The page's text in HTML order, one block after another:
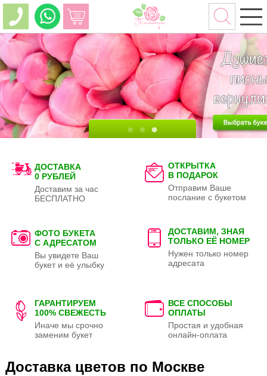
ДОСТАВКА
0 РУБЛЕЙ
Доставим за час
БЕСПЛАТНО
ОТКРЫТКА
В ПОДАРОК
Отправим Ваше
послание с букетом
ФОТО БУКЕТА
С АДРЕСАТОМ
Вы увидете Ваш
букет и её улыбку
ДОСТАВИМ, ЗНАЯ
ТОЛЬКО ЕЁ НОМЕР
Нужен только номер
адресата
ГАРАНТИРУЕМ
100% СВЕЖЕСТЬ
Иначе мы срочно
заменим букет
ВСЕ СПОСОБЫ
ОПЛАТЫ
Простая и удобная
онлайн-оплата
Доставка цветов по Москве